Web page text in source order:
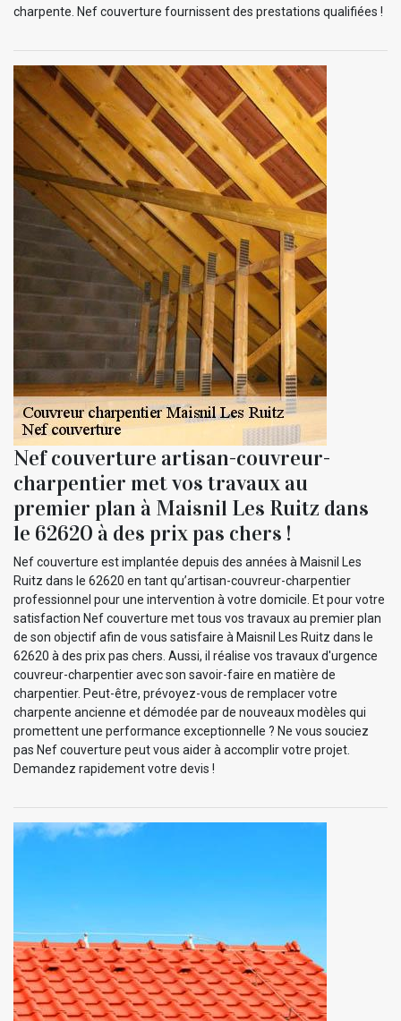
charpente. Nef couverture fournissent des prestations qualifiées !
Nef couverture artisan-couvreur-
charpentier met vos travaux au
premier plan à Maisnil Les Ruitz dans
le 62620 à des prix pas chers !
Nef couverture est implantée depuis des années à Maisnil Les
Ruitz dans le 62620 en tant qu’artisan-couvreur-charpentier
professionnel pour une intervention à votre domicile. Et pour votre
satisfaction Nef couverture met tous vos travaux au premier plan
de son objectif afin de vous satisfaire à Maisnil Les Ruitz dans le
62620 à des prix pas chers. Aussi, il réalise vos travaux d'urgence
couvreur-charpentier avec son savoir-faire en matière de
charpentier. Peut-être, prévoyez-vous de remplacer votre
charpente ancienne et démodée par de nouveaux modèles qui
promettent une performance exceptionnelle ? Ne vous souciez
pas Nef couverture peut vous aider à accomplir votre projet.
Demandez rapidement votre devis !